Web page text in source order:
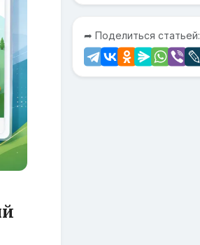
➦ Поделиться статьей: